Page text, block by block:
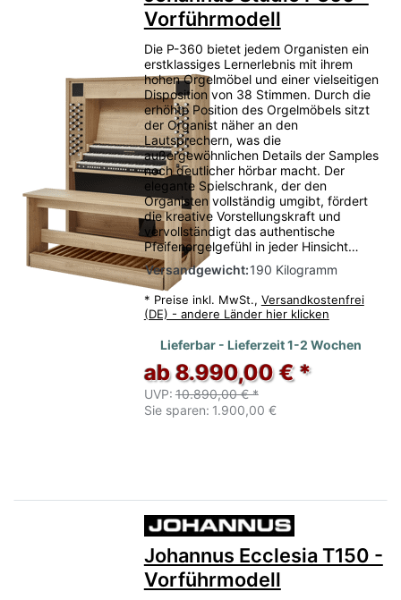
Vorführmodell
Die P-360 bietet jedem Organisten ein
erstklassiges Lernerlebnis mit ihrem
hohen Orgelmöbel und einer vielseitigen
Disposition von 38 Stimmen. Durch die
erhöhte Position des Orgelmöbels sitzt
der Organist näher an den
Lautsprechern, was die
außergewöhnlichen Details der Samples
noch deutlicher hörbar macht. Der
elegante Spielschrank, der den
Organisten vollständig umgibt, fördert
die kreative Vorstellungskraft und
vervollständigt das authentische
Pfeifenorgelgefühl in jeder Hinsicht…
Versandgewicht:190 Kilogramm
* Preise inkl. MwSt., Versandkostenfrei
(DE) - andere Länder hier klicken
Lieferbar - Lieferzeit 1-2 Wochen
ab 8.990,00 € *
UVP: 10.890,00 € *
Sie sparen: 1.900,00 €
Johannus Ecclesia T150 -
Vorführmodell